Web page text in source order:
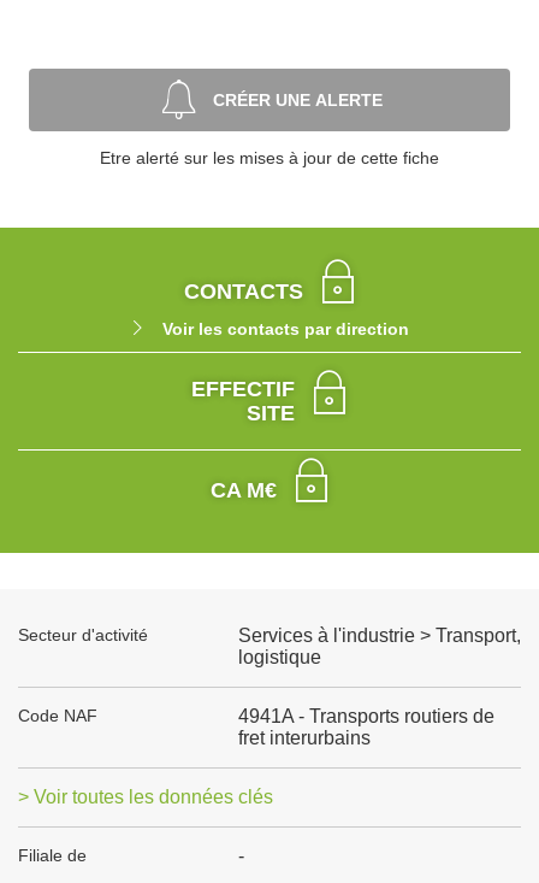
CRÉER UNE ALERTE
Etre alerté sur les mises à jour de cette fiche
CONTACTS
Voir les contacts par direction
EFFECTIF
SITE
CA M€
Secteur d'activité
Services à l'industrie > Transport,
logistique
Code NAF
4941A - Transports routiers de
fret interurbains
> Voir toutes les données clés
Filiale de -